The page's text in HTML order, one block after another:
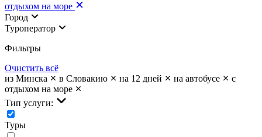
отдыхом на море
Город
Туроператор
Фильтры
Очистить всё
из Минска
в Словакию на 12 дней на автобусе
с
отдыхом на море
Тип услуги:
Туры